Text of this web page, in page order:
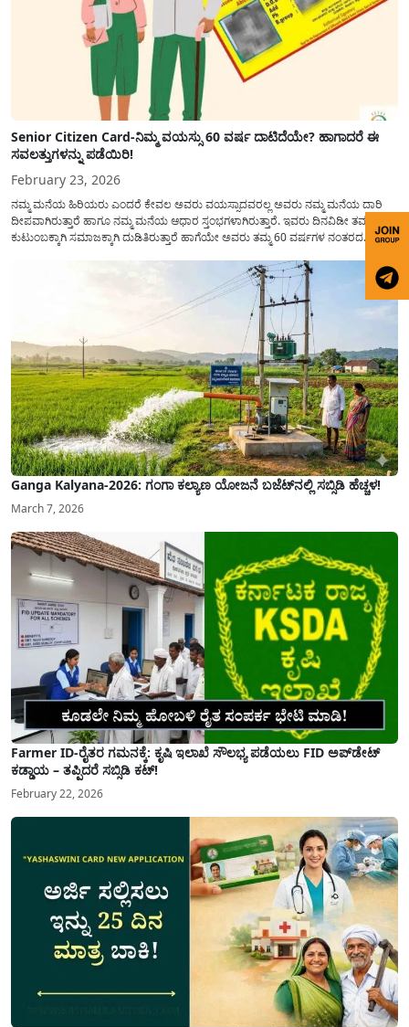
Senior Citizen Card-ನಿಮ್ಮ ವಯಸ್ಸು 60 ವರ್ಷ ದಾಟಿದೆಯೇ? ಹಾಗಾದರೆ ಈ
ಸವಲತ್ತುಗಳನ್ನು ಪಡೆಯಿರಿ!
February 23, 2026
ನಮ್ಮ ಮನೆಯ ಹಿರಿಯರು ಎಂದರೆ ಕೇವಲ ಅವರು ವಯಸ್ಸಾದವರಲ್ಲ ಅವರು ನಮ್ಮ ಮನೆಯ ದಾರಿ
ದೀಪವಾಗಿರುತ್ತಾರೆ ಹಾಗೂ ನಮ್ಮ ಮನೆಯ ಆಧಾರ ಸ್ತಂಭಗಳಾಗಿರುತ್ತಾರೆ. ಇವರು ದಿನವಿಡೀ ತಮ್ಮ
ಕುಟುಂಬಕ್ಕಾಗಿ ಸಮಾಜಕ್ಕಾಗಿ ದುಡಿತಿರುತ್ತಾರೆ ಹಾಗೆಯೇ ಅವರು ತಮ್ಮ 60 ವರ್ಷಗಳ ನಂತರದ
Ganga Kalyana-2026: ಗಂಗಾ ಕಲ್ಯಾಣ ಯೋಜನೆ ಬಜೆಟ್‌ನಲ್ಲಿ ಸಬ್ಸಿಡಿ ಹೆಚ್ಚಳ!
March 7, 2026
Farmer ID-ರೈತರ ಗಮನಕ್ಕೆ: ಕೃಷಿ ಇಲಾಖೆ ಸೌಲಭ್ಯ ಪಡೆಯಲು FID ಅಪ್‌ಡೇಟ್
ಕಡ್ಡಾಯ – ತಪ್ಪಿದರೆ ಸಬ್ಸಿಡಿ ಕಟ್!
February 22, 2026